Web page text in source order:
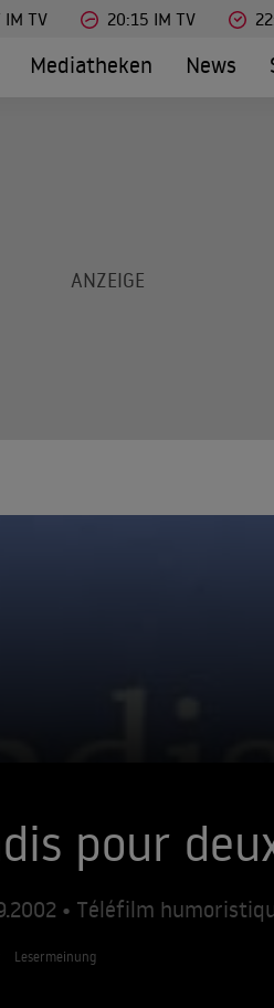
IM TV 20:15 IM TV
Mediatheken News
pour
• Téléfilm
Lesermeinung